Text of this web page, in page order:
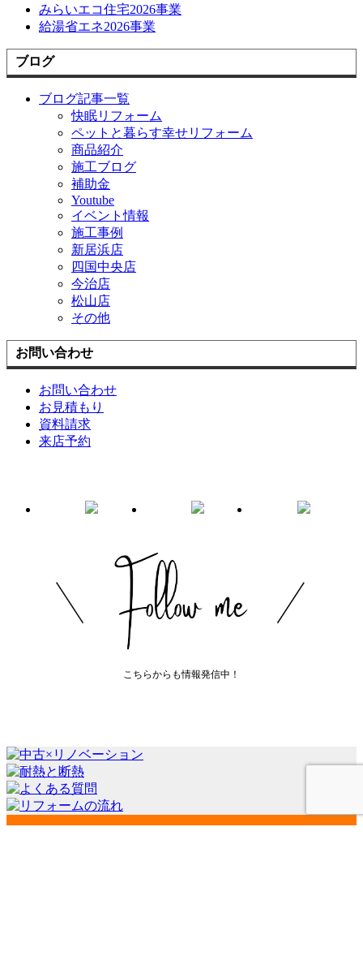
みらいエコ住宅2026事業
給湯省エネ2026事業
ブログ
ブログ記事一覧
快眠リフォーム
ペットと暮らす幸せリフォーム
商品紹介
施工ブログ
補助金
Youtube
イベント情報
施工事例
新居浜店
四国中央店
今治店
松山店
その他
お問い合わせ
お問い合わせ
お見積もり
資料請求
来店予約
こちらからも情報発信中！